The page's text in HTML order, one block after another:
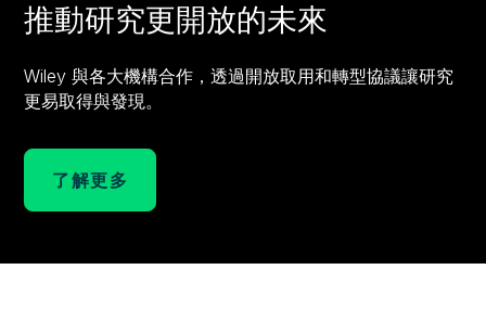
推動研究更開放的未來
Wiley 與各大機構合作，透過開放取用和轉型協議讓研究
更易取得與發現。
了解更多